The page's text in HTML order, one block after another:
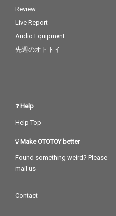
Review
Live Report
Audio Equipment
先週のオトトイ
Help
Help Top
Make OTOTOY better
Found something weird? Please
mail us
Contact